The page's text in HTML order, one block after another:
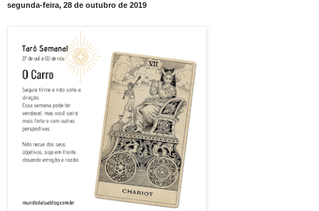
segunda-feira, 28 de outubro de 2019